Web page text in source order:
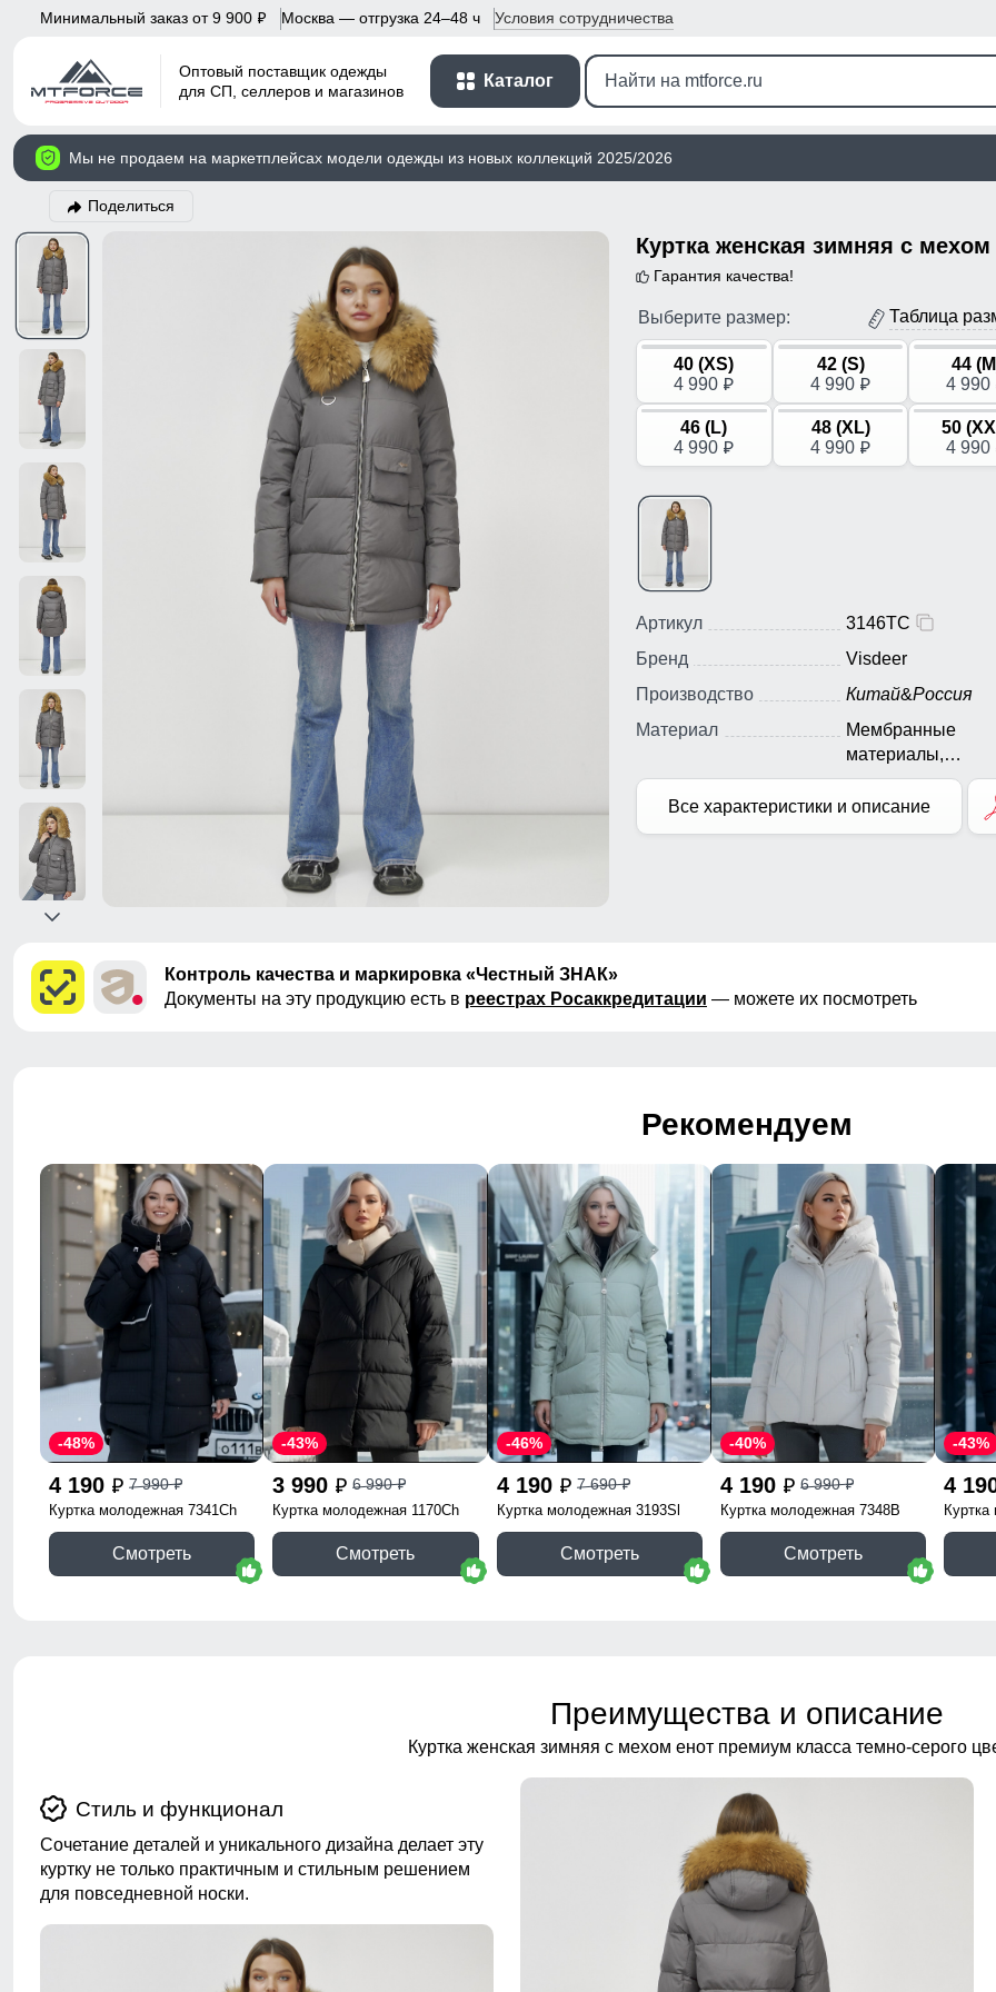
Минимальный заказ от 9 900 p Москва — отгрузка 24–48 ч Условия сотрудничества
Оптовый поставщик одежды
для СП, селлеров и магазинов
Каталог
Мы не продаем на маркетплейсах модели одежды из новых коллекций 2025/2026
Поделиться
Гарантия качества!
Выберите размер: Таблица
40 (XS)
4 990 p
42 (S)
4 990 p
44
4 990
46 (L)
4 990 p
48 (XL)
4 990 p
50
4 990
Артикул
3146TC
Бренд
Visdeer
Производство
Китай&Россия
Материал
Мембранные
материалы,
Натуральные
материалы,
Плащевка,
Все характеристики и описание
Контроль качества и маркировка «Честный ЗНАК»
Документы на эту продукцию есть в реестрах Росаккредитации — можете их посмотреть
Рекомендуем
4 190 p 7 990p
-48%
Куртка молодежная 7341Ch
Смотреть
3 990 p 6 990p
-43%
Куртка молодежная 1170Ch
Смотреть
4 190 p 7 690p
-46%
Куртка молодежная 3193Sl
Смотреть
4 190 p 6 990p
-40%
Куртка молодежная 7348B
Смотреть
4
-43%
Преимущества и описание
Куртка женская зимняя с мехом енот премиум класса темно-серого
Стиль и функционал
Сочетание деталей и уникального дизайна делает эту
куртку не только практичным и стильным решением
для повседневной носки.